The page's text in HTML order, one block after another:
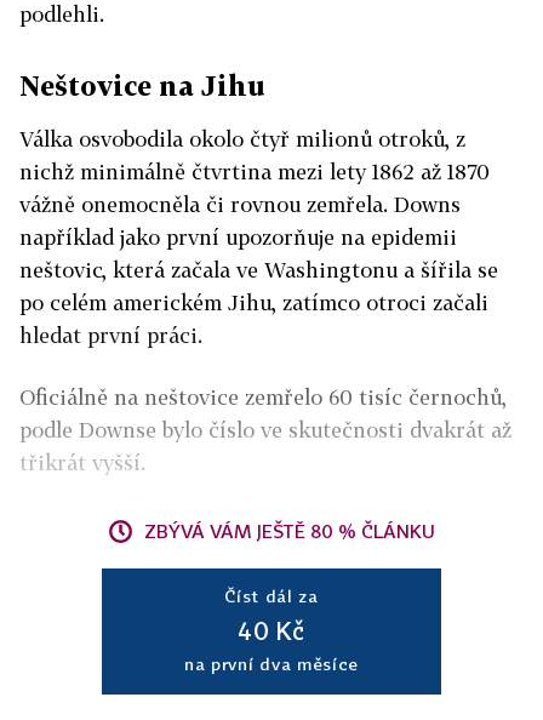
podlehli.
Neštovice na Jihu
Válka osvobodila okolo čtyř milionů otroků, z
nichž minimálně čtvrtina mezi lety 1862 až 1870
vážně onemocněla či rovnou zemřela. Downs
například jako první upozorňuje na epidemii
neštovic, která začala ve Washingtonu a šířila se
po celém americkém Jihu, zatímco otroci začali
hledat první práci.
Oficiálně na neštovice zemřelo 60 tisíc černochů,
podle Downse bylo číslo ve skutečnosti dvakrát až
třikrát vyšší.
ZBÝVÁ VÁM JEŠTĚ 80 % ČLÁNKU
Číst dál za
40 Kč
na první dva měsíce